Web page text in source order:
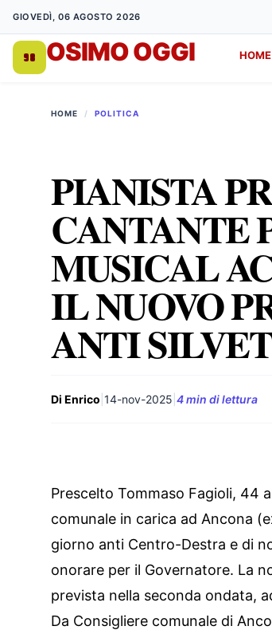
GIOVEDÌ, 06 AGOSTO 2026
OSIMO OGGI HOME
HOME / POLITICA
PIANISTA
CANTANTE
MUSICAL
IL NUOVO
ANTI
Di Enrico 14-nov-2025 4 min di lettura
Prescelto Tommaso Fagioli, 44
comunale in carica ad Ancona
giorno anti Centro-Destra e di
onorare per il Governatore. La
prevista nella seconda ondata,
Da Consigliere comunale di